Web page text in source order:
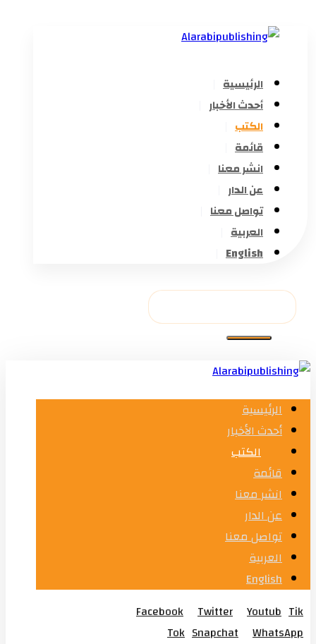
الرئيسية
أحدث الأخبار
الكتب
قائمة
انشر معنا
عن الدار
تواصل معنا
العربية
English
الرئيسية
أحدث الأخبار
الكتب
قائمة
انشر معنا
عن الدار
تواصل معنا
العربية
English
Facebook
Twitter Youtub Tik
Tok Snapchat
WhatsApp